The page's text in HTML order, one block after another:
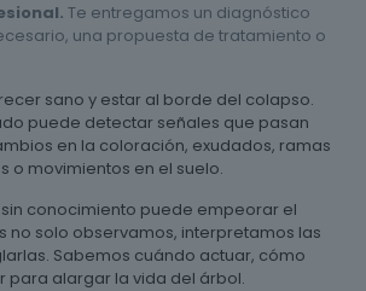
Te entregamos un diagnóstico
una propuesta de tratamiento o
sano y estar al borde del colapso.
puede detectar señales que pasan
en la coloración, exudados, ramas
o movimientos en el suelo.
conocimiento puede empeorar el
no solo observamos, interpretamos las
Sabemos cuándo actuar, cómo
para alargar la vida del árbol.